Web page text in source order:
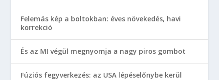
Felemás kép a boltokban: éves növekedés, havi
korrekció
És az MI végül megnyomja a nagy piros gombot
Fúziós fegyverkezés: az USA lépéselőnybe kerül